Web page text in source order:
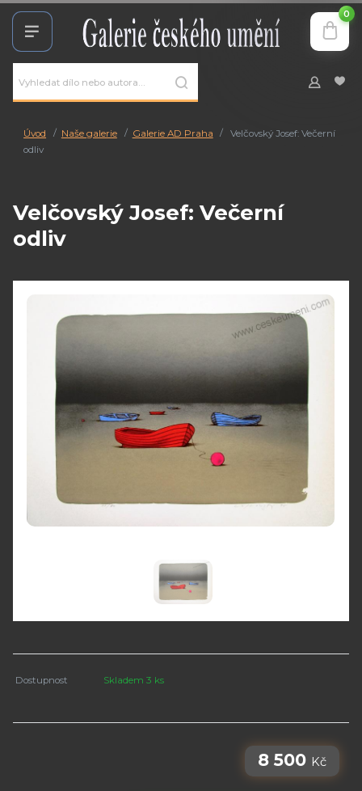
0
Úvod Naše galerie Galerie AD Praha
Velčovský Josef: Večerní
odliv
Velčovský Josef: Večerní
odliv
Dostupnost Skladem 3 ks
8 500 Kč